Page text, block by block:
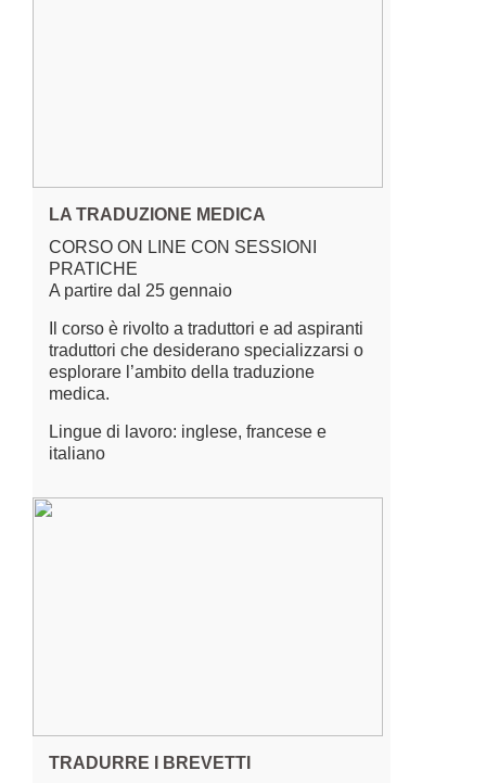
LA TRADUZIONE MEDICA
CORSO ON LINE CON SESSIONI
PRATICHE
A partire dal 25 gennaio
Il corso è rivolto a traduttori e ad aspiranti
traduttori che desiderano specializzarsi o
esplorare l’ambito della traduzione
medica.
Lingue di lavoro: inglese, francese e
italiano
TRADURRE I BREVETTI